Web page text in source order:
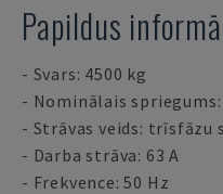
Papildus
- Svars: 4500 kg
- Nominālais spriegums:
- Strāvas veids: trīsfāzu
- Darba strāva: 63 A
- Frekvence: 50 Hz